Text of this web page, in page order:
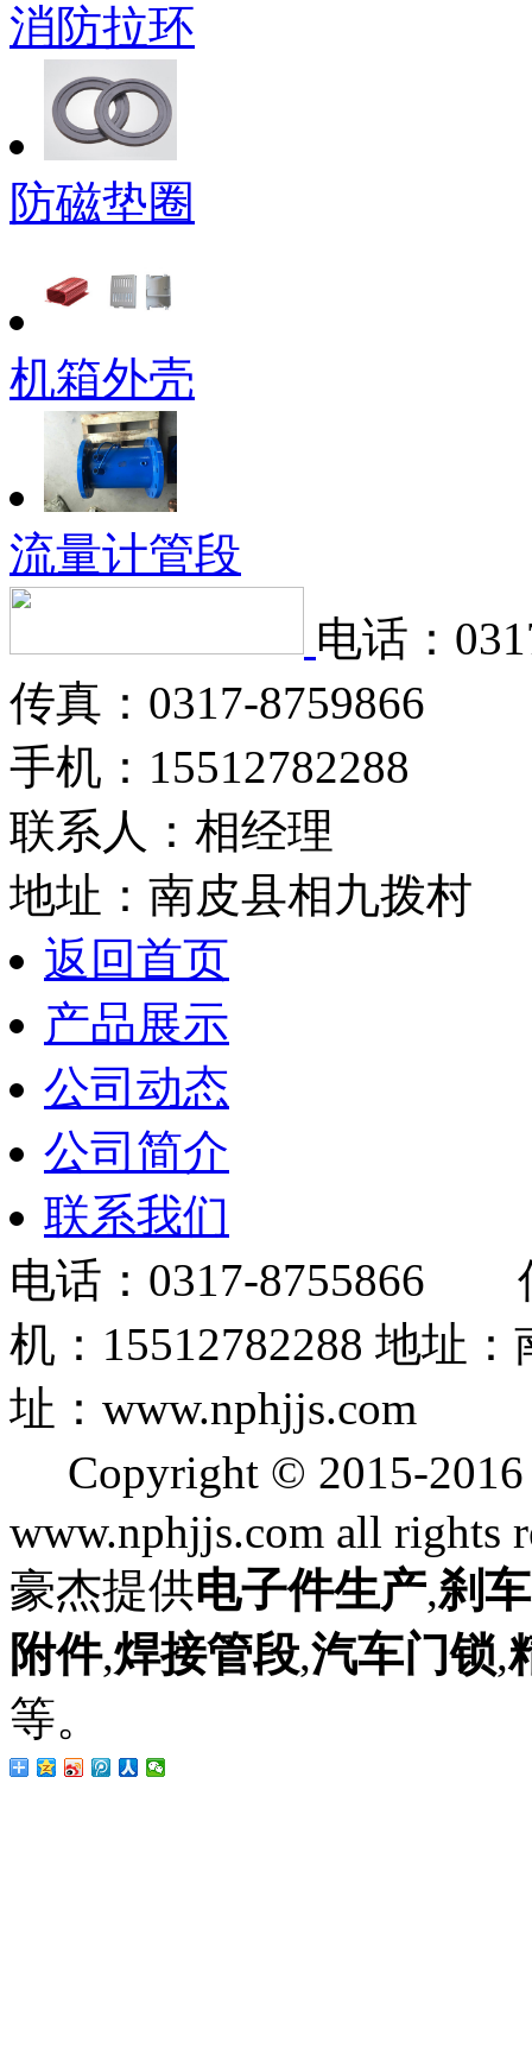
消防拉环
防磁垫圈
机箱外壳
流量计管段
电话：
传真：0317-8759866
手机：15512782288
联系人：相经理
地址：南皮县相九拨村
返回首页
产品展示
公司动态
公司简介
联系我们
电话：0317-8755866
机：15512782288 地
址：www.nphjjs.com
Copyright © 2015-
www.nphjjs.com all rights
豪杰提供电子件生产,刹
附件,焊接管段,汽车门锁,
等。